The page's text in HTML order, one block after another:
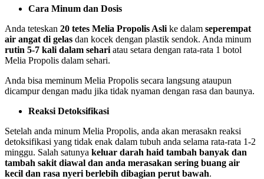
Cara Minum dan Dosis
Anda teteskan 20 tetes Melia Propolis Asli ke dalam seperempat
air angat di gelas dan kocek dengan plastik sendok. Anda minum
rutin 5-7 kali dalam sehari atau setara dengan rata-rata 1 botol
Melia Propolis dalam sehari.
Anda bisa meminum Melia Propolis secara langsung ataupun
dicampur dengan madu jika tidak nyaman dengan rasa dan baunya.
Reaksi Detoksifikasi
Setelah anda minum Melia Propolis, anda akan merasakn reaksi
detoksifikasi yang tidak enak dalam tubuh anda selama rata-rata 1-2
minggu. Salah satunya keluar darah haid tambah banyak dan
tambah sakit diawal dan anda merasakan sering buang air
kecil dan rasa nyeri berlebih dibagian perut bawah.